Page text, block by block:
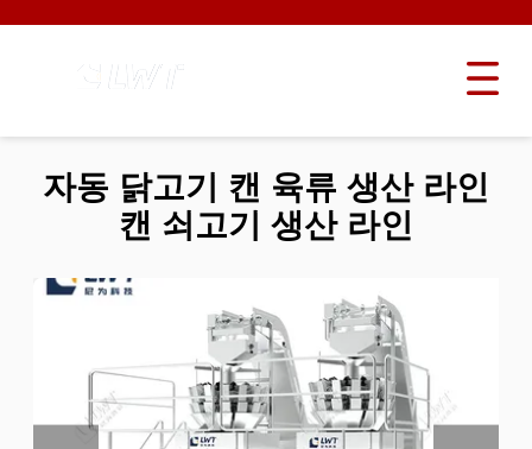
자동 닭고기 캔 육류 생산 라인
캔 쇠고기 생산 라인